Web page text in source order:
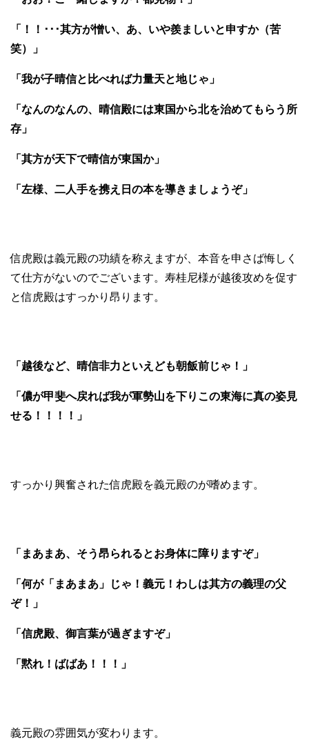
「！！･･･其方が憎い、あ、いや羨ましいと申すか（苦
笑）」
「我が子晴信と比べれば力量天と地じゃ」
「なんのなんの、晴信殿には東国から北を治めてもらう所
存」
「其方が天下で晴信が東国か」
「左様、二人手を携え日の本を導きましょうぞ」
信虎殿は義元殿の功績を称えますが、本音を申さば悔しく
て仕方がないのでございます。寿桂尼様が越後攻めを促す
と信虎殿はすっかり昂ります。
「越後など、晴信非力といえども朝飯前じゃ！」
「儂が甲斐へ戻れば我が軍勢山を下りこの東海に真の姿見
せる！！！！」
すっかり興奮された信虎殿を義元殿のが嗜めます。
「まあまあ、そう昂られるとお身体に障りますぞ」
「何が「まあまあ」じゃ！義元！わしは其方の義理の父
ぞ！」
「信虎殿、御言葉が過ぎますぞ」
「黙れ！ばばあ！！！」
義元殿の雰囲気が変わります。